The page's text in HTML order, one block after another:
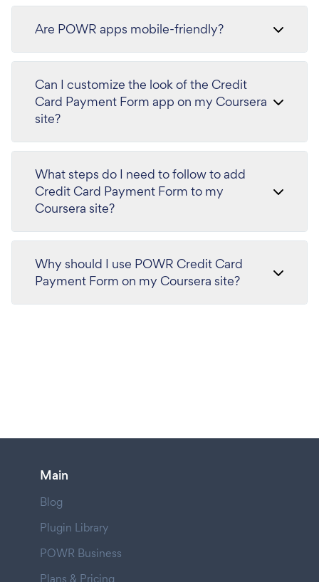
Are POWR apps mobile-friendly?
Can I customize the look of the Credit
Card Payment Form app on my Coursera
site?
What steps do I need to follow to add
Credit Card Payment Form to my
Coursera site?
Why should I use POWR Credit Card
Payment Form on my Coursera site?
Main
Blog
Plugin Library
POWR Business
Plans & Pricing